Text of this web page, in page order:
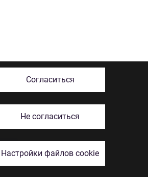
Согласиться
Не согласиться
Настройки файлов cookie